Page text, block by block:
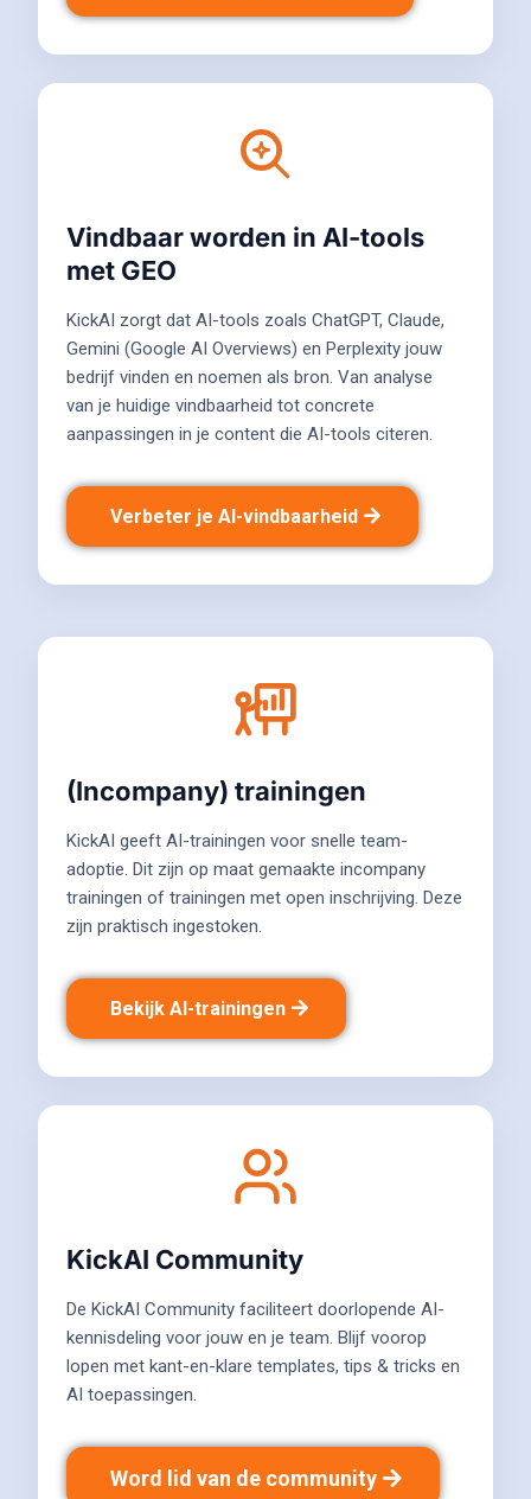
Vindbaar worden in AI-tools
met GEO
KickAI zorgt dat AI-tools zoals ChatGPT, Claude,
Gemini (Google AI Overviews) en Perplexity jouw
bedrijf vinden en noemen als bron. Van analyse
van je huidige vindbaarheid tot concrete
aanpassingen in je content die AI-tools citeren.
Verbeter je AI-vindbaarheid
(Incompany) trainingen
KickAI geeft AI-trainingen voor snelle team-
adoptie. Dit zijn op maat gemaakte incompany
trainingen of trainingen met open inschrijving. Deze
zijn praktisch ingestoken.
Bekijk AI-trainingen
KickAI Community
De KickAI Community faciliteert doorlopende AI-
kennisdeling voor jouw en je team. Blijf voorop
lopen met kant-en-klare templates, tips & tricks en
AI toepassingen.
Word lid van de community